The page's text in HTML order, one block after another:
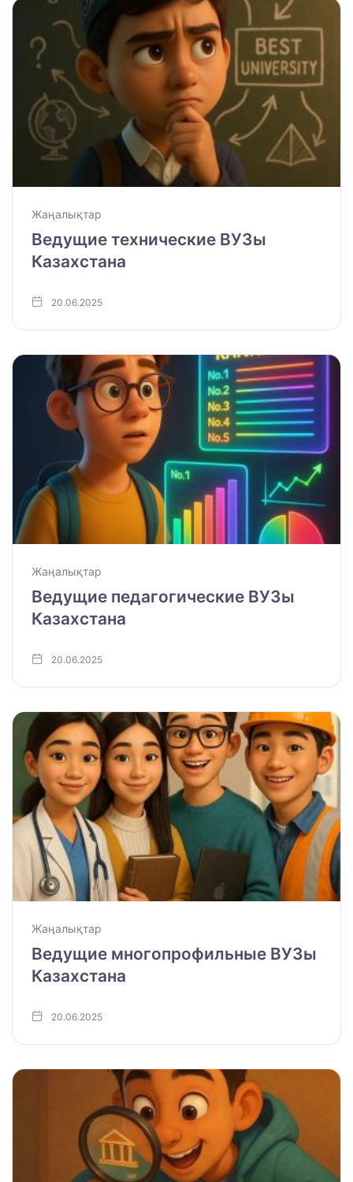
Жаңалықтар
Ведущие технические ВУЗы
Казахстана
20.06.2025
Жаңалықтар
Ведущие педагогические ВУЗы
Казахстана
20.06.2025
Жаңалықтар
Ведущие многопрофильные ВУЗы
Казахстана
20.06.2025